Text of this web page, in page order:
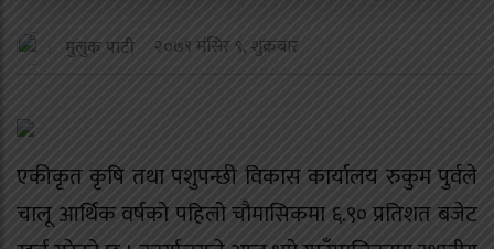
मुलुक पाटी २०७९ मंसिर ९, शुक्रबार
एकीकृत कृषि तथा पशुपन्छी विकास कार्यालय रुकुम पुर्वले
चालू आर्थिक वर्षको पहिलो चौमासिकमा ६.९० प्रतिशत बजेट